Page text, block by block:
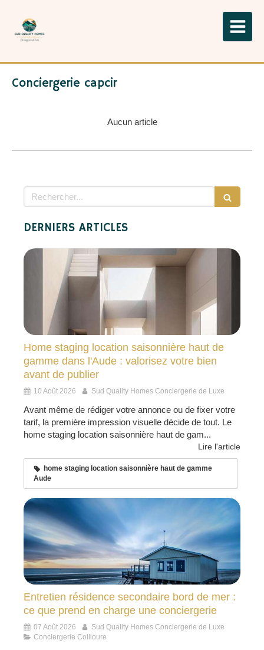
Conciergerie capcir
Aucun article
Rechercher
DERNIERS ARTICLES
Home staging location saisonnière haut de
gamme dans l'Aude : valorisez votre bien
avant de publier
10 Août 2026 Sud Quality Homes Conciergerie de Luxe
Avant même de rédiger votre annonce ou de fixer votre
tarif, la première impression visuelle décide de tout. Le
home staging location saisonnière haut de gam...
Lire l'article
home staging location saisonnière haut de gamme
Aude
Entretien résidence secondaire bord de mer :
ce que prend en charge une conciergerie
07 Août 2026
Sud Quality Homes Conciergerie de Luxe
Conciergerie Collioure